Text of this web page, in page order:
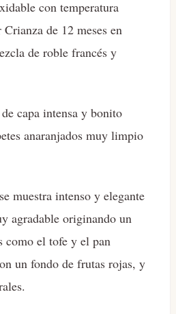
con temperatura
de 12 meses en
de roble francés y
capa intensa y bonito
anaranjados muy limpio
muestra intenso y elegante
agradable originando un
como el tofe y el pan
un fondo de frutas rojas, y